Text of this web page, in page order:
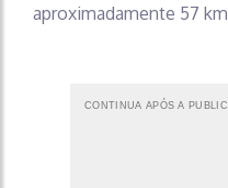
aproximadamente 57
CONTINUA APÓS A